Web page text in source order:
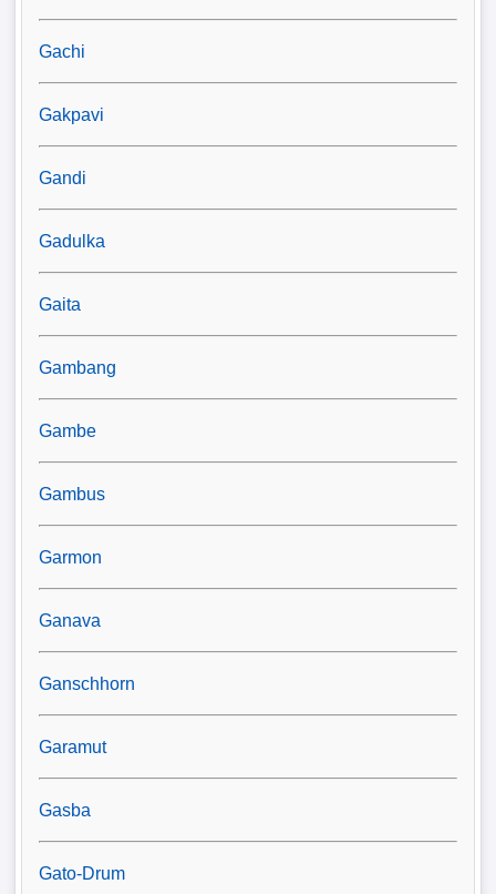
Gachi
Gakpavi
Gandi
Gadulka
Gaita
Gambang
Gambe
Gambus
Garmon
Ganava
Ganschhorn
Garamut
Gasba
Gato-Drum